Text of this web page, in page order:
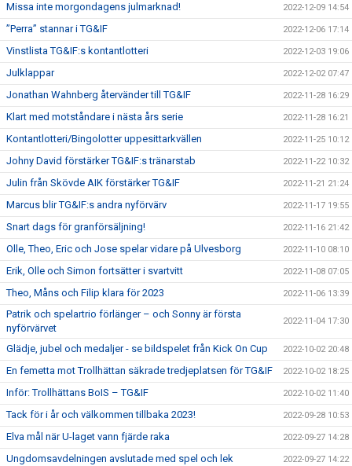
Missa inte morgondagens julmarknad! 2022-12-09 14:54
”Perra” stannar i TG&IF 2022-12-06 17:14
Vinstlista TG&IF:s kontantlotteri 2022-12-03 19:06
Julklappar 2022-12-02 07:47
Jonathan Wahnberg återvänder till TG&IF 2022-11-28 16:29
Klart med motståndare i nästa års serie 2022-11-28 16:21
Kontantlotteri/Bingolotter uppesittarkvällen 2022-11-25 10:12
Johny David förstärker TG&IF:s tränarstab 2022-11-22 10:32
Julin från Skövde AIK förstärker TG&IF 2022-11-21 21:24
Marcus blir TG&IF:s andra nyförvärv 2022-11-17 19:55
Snart dags för granförsäljning! 2022-11-16 21:42
Olle, Theo, Eric och Jose spelar vidare på Ulvesborg 2022-11-10 08:10
Erik, Olle och Simon fortsätter i svartvitt 2022-11-08 07:05
Theo, Måns och Filip klara för 2023 2022-11-06 13:39
Patrik och spelartrio förlänger – och Sonny är första
nyförvärvet
2022-11-04 17:30
Glädje, jubel och medaljer - se bildspelet från Kick On Cup 2022-10-02 20:48
En femetta mot Trollhättan säkrade tredjeplatsen för TG&IF 2022-10-02 18:25
Inför: Trollhättans BoIS – TG&IF 2022-10-02 11:40
Tack för i år och välkommen tillbaka 2023! 2022-09-28 10:53
Elva mål när U-laget vann fjärde raka 2022-09-27 14:28
Ungdomsavdelningen avslutade med spel och lek 2022-09-27 14:22